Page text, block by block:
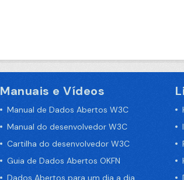
Manuais e Vídeos
Manual de Dados Abertos W3C
Manual do desenvolvedor W3C
Cartilha do desenvolvedor W3C
Guia de Dados Abertos OKFN
Dados Abertos para um dia a dia